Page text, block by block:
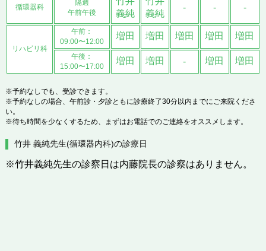
循環器科
隔週
午前午後
義純
義純
- - -
リハビリ科
午前：
09:00〜12:00
増田 増田 増田 増田 増田
午後：
15:00〜17:00
増田 増田 - 増田 増田
※予約なしでも、受診できます。
※予約なしの場合、午前診・夕診ともに診療終了30分以内までにご来院くださ
い。
※待ち時間を少なくするため、まずはお電話でのご連絡をオススメします。
竹井 義純先生(循環器内科)の診療日
※竹井義純先生の診察日は内藤院長の診察はありません。